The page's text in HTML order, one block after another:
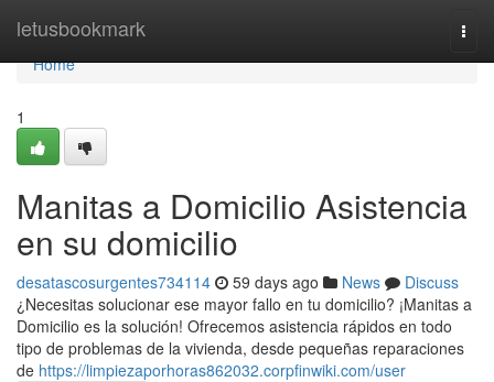
letusbookmark
Home
Home
1
Manitas a Domicilio Asistencia
en su domicilio
desatascosurgentes734114 59 days ago News
Discuss
¿Necesitas solucionar ese mayor fallo en tu domicilio? ¡Manitas a
Domicilio es la solución! Ofrecemos asistencia rápidos en todo
tipo de problemas de la vivienda, desde pequeñas reparaciones
de https://limpiezaporhoras862032.corpfinwiki.com/user